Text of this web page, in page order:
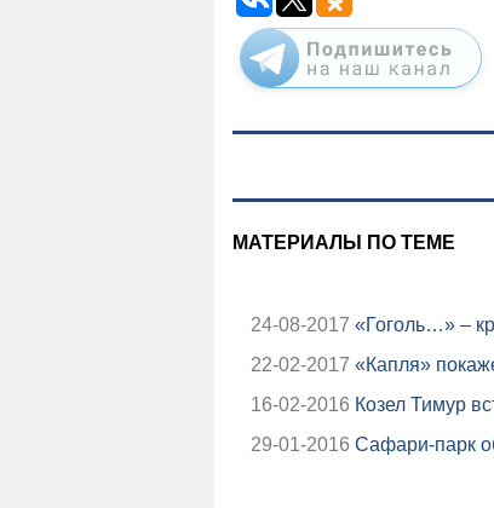
МАТЕРИАЛЫ ПО ТЕМЕ
24-08-2017 «Гоголь…» –
22-02-2017 «Капля»
16-02-2016 Козел Тимур
29-01-2016 Сафари-парк